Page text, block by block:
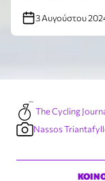
3 Αυγούστου
The Cycling
Nassos